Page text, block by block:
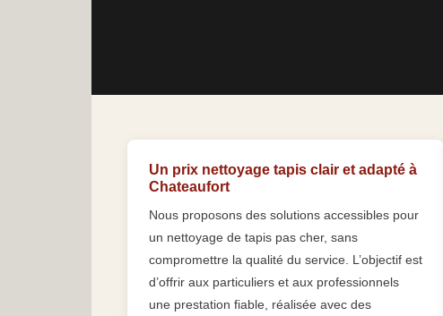
Un prix nettoyage tapis clair et adapté à
Chateaufort
Nous proposons des solutions accessibles pour
un nettoyage de tapis pas cher, sans
compromettre la qualité du service. L’objectif est
d’offrir aux particuliers et aux professionnels
une prestation fiable, réalisée avec des